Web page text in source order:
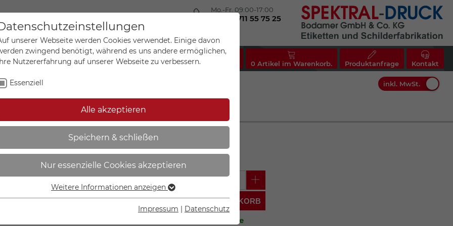
Mo.-Fr. 09:00-17:00
+49 (0)711 55 75 25
Mein Konto 0 Artikel im Warenkorb. Produktanfrage Kontakt
Sonderanfertigungen inkl. MwSt.
- 45.A6200
IN DEN WARENKORB
Lieferzeit Werktage
unserer Webseite werden Cookies verwendet. Einige davon
zwingend benötigt, während es uns andere ermöglichen,
Nutzererfahrung auf unserer Webseite zu verbessern.
Essenziell
Alle akzeptieren
Speichern & schließen
Nur essenzielle Cookies akzeptieren
Essenzielle Cookies werden für grundlegende Funktionen der
Weitere Informationen anzeigen
Impressum Datenschutz